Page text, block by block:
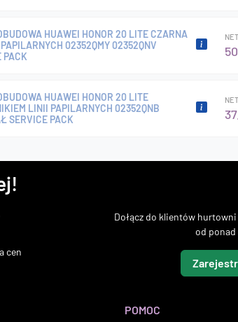
HUAWEI HONOR 20 LITE CZARNA
02352QMY 02352QNV
PACK
HUAWEI HONOR 20 LITE
LINII PAPILARNYCH 02352QNB
SERVICE PACK
cen
Dołącz do klientów hurtowni
od ponad
POMOC